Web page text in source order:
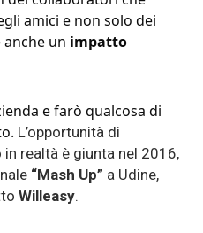
amici e non solo dei
un impatto
e farò qualcosa di
L’opportunità di
realtà è giunta nel 2016,
“Mash Up” a Udine,
Willeasy.